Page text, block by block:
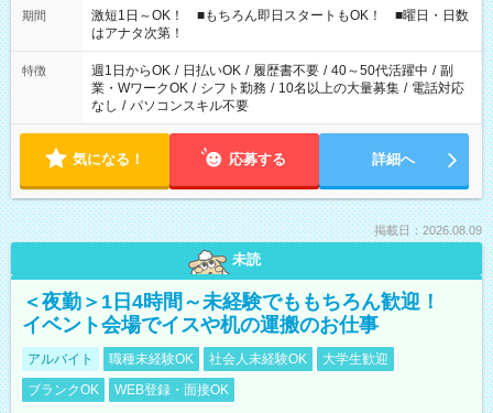
期間
激短1日～OK！ ■もちろん即日スタートもOK！ ■曜日・日数
はアナタ次第！
特徴 週1日からOK / 日払いOK / 履歴書不要 / 40～50代活躍中 / 副
業・WワークOK / シフト勤務 / 10名以上の大量募集 / 電話対応
なし / パソコンスキル不要
気になる！ 応募する 詳細へ
掲載日：2026.08.09
未読
＜夜勤＞1日4時間～未経験でももちろん歓迎！
イベント会場でイスや机の運搬のお仕事
アルバイト 職種未経験OK 社会人未経験OK
大学生歓迎
ブランクOK
WEB登録・面接OK